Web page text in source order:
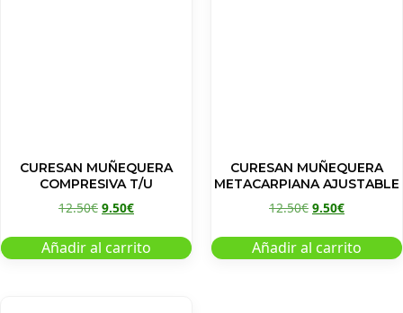
CURESAN MUÑEQUERA
COMPRESIVA T/U
12.50€ 9.50€
Añadir al carrito
CURESAN MUÑEQUERA
METACARPIANA AJUSTABLE
12.50€ 9.50€
Añadir al carrito